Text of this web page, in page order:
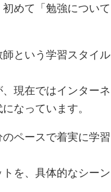
めて「勉強について
という学習スタイル
現在ではインターネ
なっています。
ペースで着実に学習
を、具体的なシーン